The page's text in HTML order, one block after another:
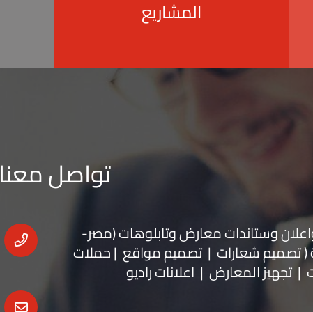
المشاريع
تواصل معنا
وستاندات معارضوتابلوهات(مصر-
( تصميم شعارات | تصميم مواقع | حملات
| تجهيز المعارض | اعلانات راديو